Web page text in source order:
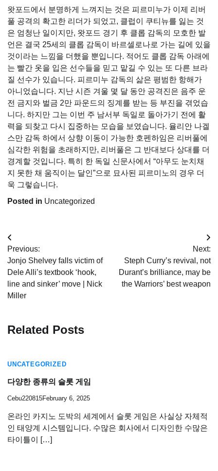
왓포드에서 분명하게 느껴지는 것은 피르미누가 이제 리버
풀 공격의 확고한 리더가 되었고, 클럽이 쿠티뉴를 잃는 것
은 엄청난 일이지만, 왓포드 경기 후 클롭 감독의 모호한 발
언은 결국 25세의 클롭 감독이 바르셀로나로 가는 길에 있을
것이라는 느낌을 더했을 뿐입니다. 적어도 클롭 감독 아래에
는 빨간 옷을 입은 선수들을 믿고 맡길 수 있는 또 다른 브라
질 선수가 있습니다. 피르미누 감독의 삶은 평범한 항해가
아니었습니다. 지난 시즌 겨울 몇 달 동안 공격진은 음주 운
전 금지와 벌금 2만 파운드의 징계를 받는 등 부진을 겪었습
니다. 하지만 그는 이번 주 남서부 독일로 돌아가기 전에 활
력을 되찾고 다시 집중하는 모습을 보였습니다. 율리안 나겔
스만 감독 하에서 상향 이동이 가능한 호펜하임은 리버풀에
심각한 위험을 초래하지만, 리버풀은 그 반대보다 상대를 더
경계할 것입니다. 특히 한 독일 신문사에서 “아무도 눈치채
지 못한 채 움직이는 달인”으로 묘사된 피르미노의 경우 더
욱 그렇습니다.
Posted in Uncategorized
Post
navigation
Previous:
Jonjo Shelvey falls victim of
Dele Alli’s textbook ‘hook,
line and sinker’ move | Nick
Miller
Next:
Steph Curry’s revival, not
Durant’s brilliance, may be
the Warriors’ best weapon
Related Posts
UNCATEGORIZED
다양한 종류의 슬롯 게임
Cebu220815February 6, 2025
온라인 카지노 도박의 세계에서 슬롯 게임은 사실상 자체적
인 태양계 시스템입니다. 수많은 회사에서 디자인한 수많은
타이틀이 […]